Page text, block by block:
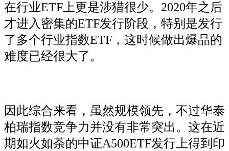
在行业ETF上更是涉猎很少。2020年之后
才进入密集的ETF发行阶段，特别是发行
了多个行业指数ETF，这时候做出爆品的
难度已经很大了。
因此综合来看，虽然规模领先，不过华泰
柏瑞指数竞争力并没有非常突出。这在近
期如火如荼的中证A500ETF发行上得到印